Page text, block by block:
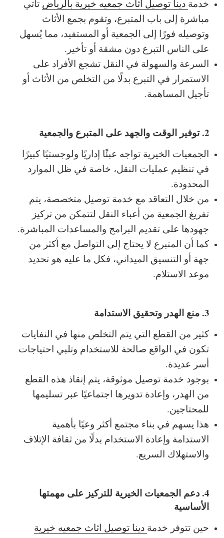
خدمة دينا توصيل اثاث جمعيه خيرية بالرياض تأتي
مباشرة إلى باب المتبرع، وتقوم بجمع الأثاث
وتوصيله فورًا إلى الجمعية أو المستفيد، مما يُسهل
على الناس التبرع دون مشقة أو تأخير.
السرعة والسهولة في النقل تشجع الأفراد على
الاستمرار في التبرع بدلًا من التخلص من الأثاث أو
تأجيل المساهمة.
2. توفير الوقت والجهد على المتبرع والجمعية
الجمعيات الخيرية تواجه عبئًا إداريًا ولوجستيًا كبيرًا
في تنظيم عمليات النقل، خاصة في ظل الموارد
المحدودة.
من خلال التعاقد مع خدمة توصيل متخصصة، يتم
تفريغ الجمعية من أعباء النقل لتتمكن من تركيز
جهودها على تقديم البرامج والمساعدات المباشرة.
كما أن المتبرع لا يحتاج إلى التواصل مع أكثر من
جهة أو التنسيق الميداني، فكل ما عليه هو تحديد
موعد الاستلام.
3. منع الهدر وتحقيق الاستدامة
كثير من القطع التي يتم التخلص منها في النفايات
تكون في الواقع صالحة للاستخدام وتلبي احتياجات
أسر عديدة.
بوجود خدمة توصيل موثوقة، يتم إنقاذ هذه القطع
من الهدر، وإعادة تدويرها اجتماعيًا عبر تسليمها
للمحتاجين.
هذا يسهم في بناء مجتمع أكثر وعيًا بأهمية
الاستدامة وإعادة الاستخدام بدلًا من ثقافة الإتلاف
والاستهلاك السريع.
4. دعم الجمعيات الخيرية للتركيز على مهمتها
الأساسية
حين تتوفر خدمة دينا توصيل اثاث جمعيه خيرية